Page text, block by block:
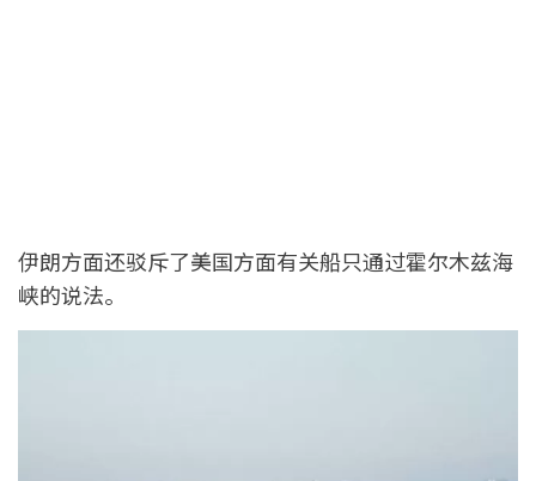
伊朗方面还驳斥了美国方面有关船只通过霍尔木兹海
峡的说法。